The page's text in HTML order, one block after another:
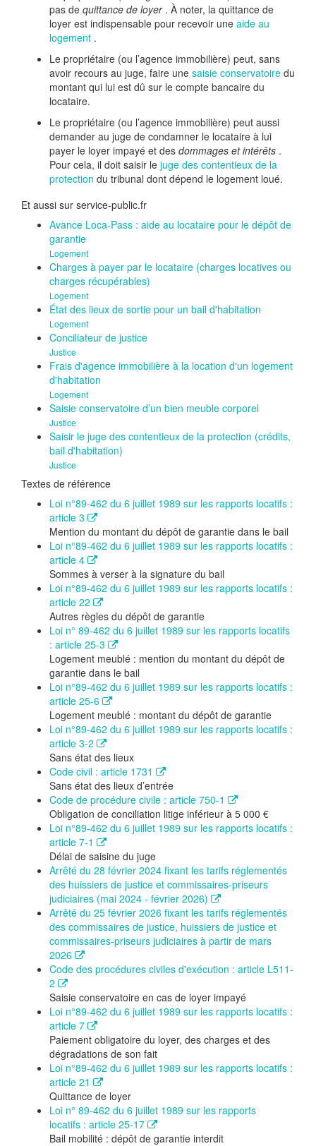
pas de quittance de loyer . À noter, la quittance de
loyer est indispensable pour recevoir une aide au
logement .
Le propriétaire (ou l’agence immobilière) peut, sans
avoir recours au juge, faire une saisie conservatoire du
montant qui lui est dû sur le compte bancaire du
locataire.
Le propriétaire (ou l’agence immobilière) peut aussi
demander au juge de condamner le locataire à lui
payer le loyer impayé et des dommages et intérêts .
Pour cela, il doit saisir le juge des contentieux de la
protection du tribunal dont dépend le logement loué.
Et aussi sur service-public.fr
Avance Loca-Pass : aide au locataire pour le dépôt de
garantie
Logement
Charges à payer par le locataire (charges locatives ou
charges récupérables)
Logement
État des lieux de sortie pour un bail d'habitation
Logement
Conciliateur de justice
Justice
Frais d'agence immobilière à la location d'un logement
d'habitation
Logement
Saisie conservatoire d’un bien meuble corporel
Justice
Saisir le juge des contentieux de la protection (crédits,
bail d'habitation)
Justice
Textes de référence
Loi n°89-462 du 6 juillet 1989 sur les rapports locatifs :
article 3
Mention du montant du dépôt de garantie dans le bail
Loi n°89-462 du 6 juillet 1989 sur les rapports locatifs :
article 4
Sommes à verser à la signature du bail
Loi n°89-462 du 6 juillet 1989 sur les rapports locatifs :
article 22
Autres règles du dépôt de garantie
Loi n° 89-462 du 6 juillet 1989 sur les rapports locatifs
: article 25-3
Logement meublé : mention du montant du dépôt de
garantie dans le bail
Loi n°89-462 du 6 juillet 1989 sur les rapports locatifs :
article 25-6
Logement meublé : montant du dépôt de garantie
Loi n°89-462 du 6 juillet 1989 sur les rapports locatifs :
article 3-2
Sans état des lieux
Code civil : article 1731
Sans état des lieux d’entrée
Code de procédure civile : article 750-1
Obligation de conciliation litige inférieur à 5 000 €
Loi n°89-462 du 6 juillet 1989 sur les rapports locatifs :
article 7-1
Délai de saisine du juge
Arrêté du 28 février 2024 fixant les tarifs réglementés
des huissiers de justice et commissaires-priseurs
judiciaires (mai 2024 - février 2026)
Arrêté du 25 février 2026 fixant les tarifs réglementés
des commissaires de justice, huissiers de justice et
commissaires-priseurs judiciaires à partir de mars
2026
Code des procédures civiles d'exécution : article L511-
2
Saisie conservatoire en cas de loyer impayé
Loi n°89-462 du 6 juillet 1989 sur les rapports locatifs :
article 7
Paiement obligatoire du loyer, des charges et des
dégradations de son fait
Loi n°89-462 du 6 juillet 1989 sur les rapports locatifs :
article 21
Quittance de loyer
Loi n° 89-462 du 6 juillet 1989 sur les rapports
locatifs : article 25-17
Bail mobilité : dépôt de garantie interdit